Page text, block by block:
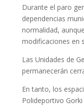
Durante el paro
dependencias
normalidad,
modificaciones en
Las Unidades de
permanecerán
En tanto, los
Polideportivo